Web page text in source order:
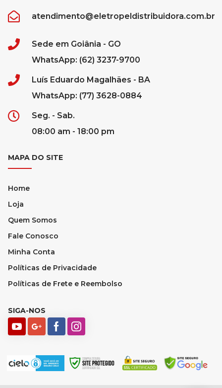
atendimento@eletropeldistribuidora.com.br
Sede em Goiânia - GO
WhatsApp: (62) 3237-9700
Luís Eduardo Magalhães - BA
WhatsApp: (77) 3628-0884
Seg. - Sab.
08:00 am - 18:00 pm
MAPA DO SITE
Home
Loja
Quem Somos
Fale Conosco
Minha Conta
Políticas de Privacidade
Políticas de Frete e Reembolso
SIGA-NOS